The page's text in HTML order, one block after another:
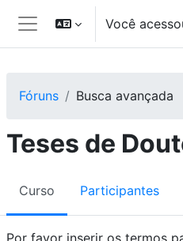
Ir para o conteúdo principal
Painel lateral
Você
Fóruns Busca avançada
Teses de
Curso Participantes
Por favor inserir os termos